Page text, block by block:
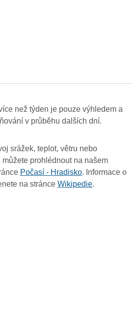
než týden je pouze výhledem a
v průběhu dalších dní.
srážek, teplot, větru nebo
prohlédnout na našem
Počasí - Hradisko. Informace o
na stránce Wikipedie.